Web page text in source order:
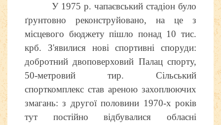
У 1975 р. чапаєвський стадіон було
ґрунтовно реконструйовано, на це з
місцевого бюджету пішло понад 10 тис.
крб. З'явилися нові спортивні споруди:
добротний двоповерховий Палац спорту,
50-метровий тир. Сільський
спорткомплекс став ареною захоплюючих
змагань: з другої половини 1970-х років
тут постійно відбувалися обласні